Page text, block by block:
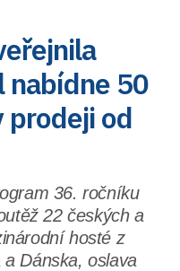
nabídne 50
od
36. ročníku
22 českých a
hosté z
Dánska, oslava